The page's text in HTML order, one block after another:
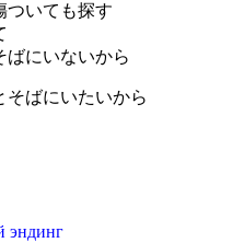
いても探す
にいないから
ばにいたいから
эндинг